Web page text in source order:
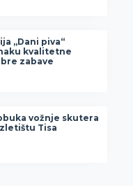
„Dani piva“
kvalitetne
zabave
vožnje skutera
Tisa